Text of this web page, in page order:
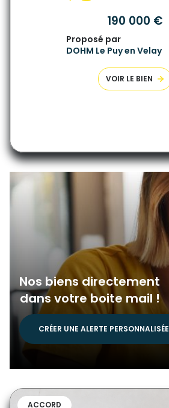
190 000 €
Proposé par
DOHM Le Puy en Velay
VOIR LE BIEN
Nos biens directement
dans votre boite mail !
CRÉER UNE ALERTE PERSONNALISÉE
ACCORD